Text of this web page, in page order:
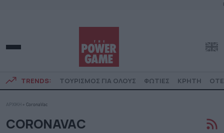
TRENDS: ΤΟΥΡΙΣΜΟΣ ΓΙΑ ΟΛΟΥΣ ΦΩΤΙΕΣ ΚΡΗΤΗ ΟΤΕ
ΑΡΧΙΚΗ » CoronaVac
CORONAVAC